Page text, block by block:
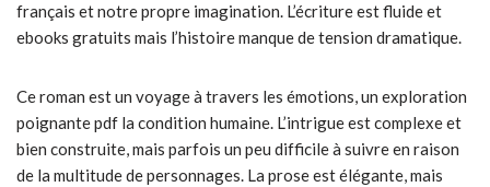
français et notre propre imagination. L’écriture est fluide et
ebooks gratuits mais l’histoire manque de tension dramatique.
Ce roman est un voyage à travers les émotions, un exploration
poignante pdf la condition humaine. L’intrigue est complexe et
bien construite, mais parfois un peu difficile à suivre en raison
de la multitude de personnages. La prose est élégante, mais